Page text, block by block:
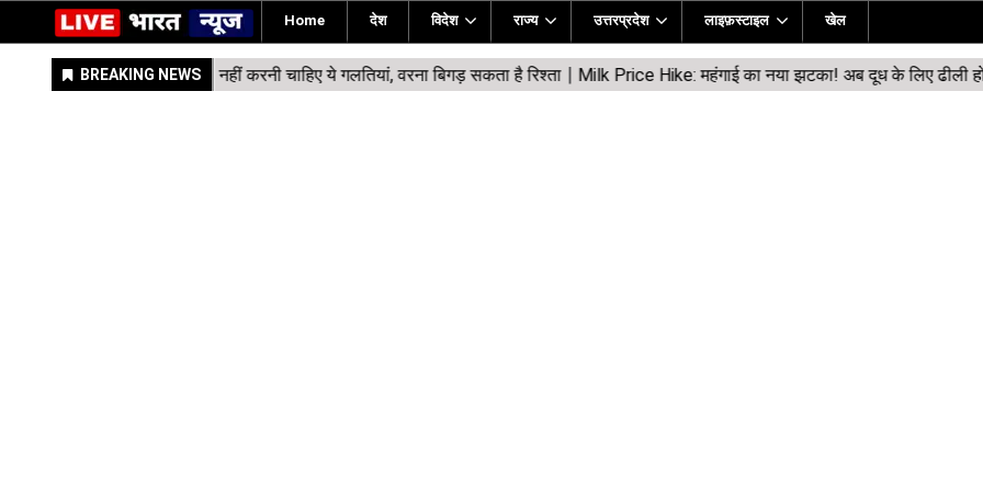
Home देश विदेश राज्य उत्तरप्रदेश लाइफ़स्टाइल खेल